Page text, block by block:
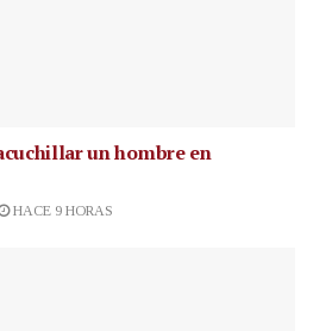
un hombre en
HACE 9 HORAS